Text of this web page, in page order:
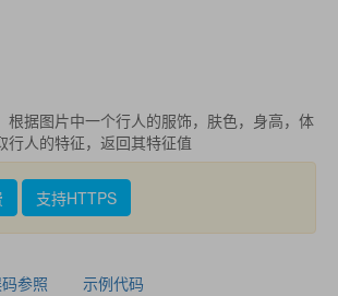
根据图片中一个行人的服饰，肤色，身高，体
行人的特征，返回其特征值
支持HTTPS
参照 示例代码